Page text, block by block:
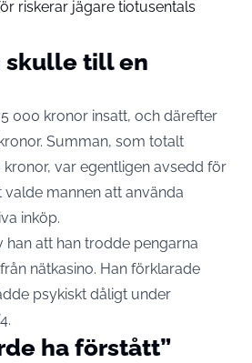
riskerar jägare tiotusentals
skulle till en
000 kronor insatt, och därefter
Summan, som totalt
var egentligen avsedd för
valde mannen att använda
inköp.
att han trodde pengarna
nätkasino. Han förklarade
psykiskt dåligt under
.
ha förstått”